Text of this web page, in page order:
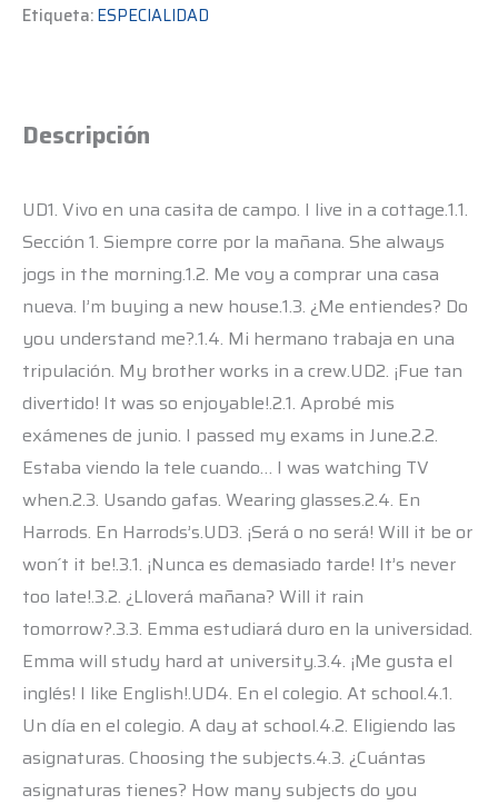
Etiqueta:ESPECIALIDAD
Descripción
UD1. Vivo en una casita de campo. I live in a cottage.1.1.
Sección 1. Siempre corre por la mañana. She always
jogs in the morning.1.2. Me voy a comprar una casa
nueva. I’m buying a new house.1.3. ¿Me entiendes? Do
you understand me?.1.4. Mi hermano trabaja en una
tripulación. My brother works in a crew.UD2. ¡Fue tan
divertido! It was so enjoyable!.2.1. Aprobé mis
exámenes de junio. I passed my exams in June.2.2.
Estaba viendo la tele cuando… I was watching TV
when.2.3. Usando gafas. Wearing glasses.2.4. En
Harrods. En Harrods’s.UD3. ¡Será o no será! Will it be or
won´t it be!.3.1. ¡Nunca es demasiado tarde! It’s never
too late!.3.2. ¿Lloverá mañana? Will it rain
tomorrow?.3.3. Emma estudiará duro en la universidad.
Emma will study hard at university.3.4. ¡Me gusta el
inglés! I like English!.UD4. En el colegio. At school.4.1.
Un día en el colegio. A day at school.4.2. Eligiendo las
asignaturas. Choosing the subjects.4.3. ¿Cuántas
asignaturas tienes? How many subjects do you